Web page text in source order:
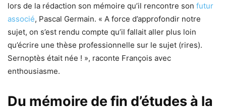
lors de la rédaction son mémoire qu’il rencontre son futur
associé, Pascal Germain. « A force d’approfondir notre
sujet, on s’est rendu compte qu’il fallait aller plus loin
qu’écrire une thèse professionnelle sur le sujet (rires).
Sernoptès était née ! », raconte François avec
enthousiasme.
Du mémoire de fin d’études à la